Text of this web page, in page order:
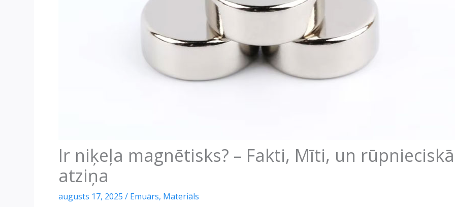
Ir niķeļa magnētisks? – Fakti, Mīti, un rūpnieciskā
atziņa
augusts 17, 2025 / Emuārs, Materiāls